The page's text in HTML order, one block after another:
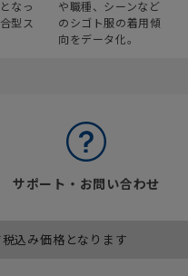
なっ
型ス
や職種、シーンなど
のシゴト服の着用傾
向をデータ化。
サポート・お問い合わせ
込み価格となります